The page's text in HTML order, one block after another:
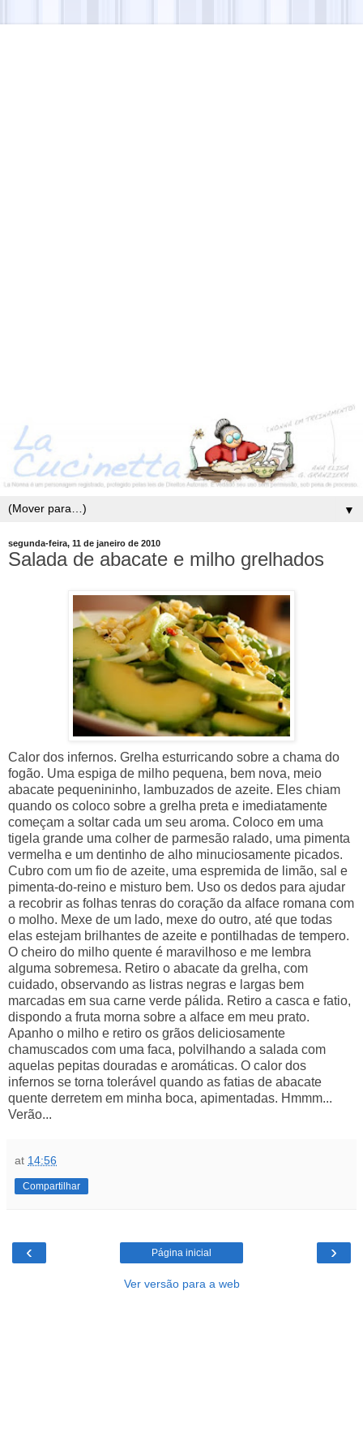
▼
segunda-feira, 11 de janeiro de 2010
Salada de abacate e milho grelhados
Calor dos infernos. Grelha esturricando sobre a chama do
fogão. Uma espiga de milho pequena, bem nova, meio
abacate pequenininho, lambuzados de azeite. Eles chiam
quando os coloco sobre a grelha preta e imediatamente
começam a soltar cada um seu aroma. Coloco em uma
tigela grande uma colher de parmesão ralado, uma pimenta
vermelha e um dentinho de alho minuciosamente picados.
Cubro com um fio de azeite, uma espremida de limão, sal e
pimenta-do-reino e misturo bem. Uso os dedos para ajudar
a recobrir as folhas tenras do coração da alface romana com
o molho. Mexe de um lado, mexe do outro, até que todas
elas estejam brilhantes de azeite e pontilhadas de tempero.
O cheiro do milho quente é maravilhoso e me lembra
alguma sobremesa. Retiro o abacate da grelha, com
cuidado, observando as listras negras e largas bem
marcadas em sua carne verde pálida. Retiro a casca e fatio,
dispondo a fruta morna sobre a alface em meu prato.
Apanho o milho e retiro os grãos deliciosamente
chamuscados com uma faca, polvilhando a salada com
aquelas pepitas douradas e aromáticas. O calor dos
infernos se torna tolerável quando as fatias de abacate
quente derretem em minha boca, apimentadas. Hmmm...
Verão...
at 14:56
Compartilhar
‹ ›
Página inicial
Ver versão para a web